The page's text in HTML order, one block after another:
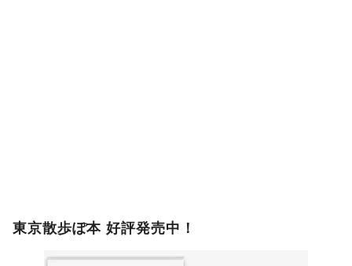
東京散歩ぽ本 好評発売中！